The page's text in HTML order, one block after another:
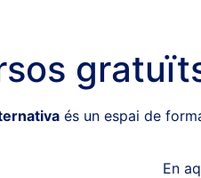
és un espai de
En